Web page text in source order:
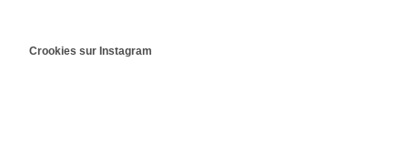
Crookies sur Instagram